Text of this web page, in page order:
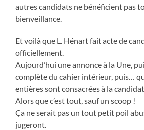
autres candidats ne bénéficient pas
bienveillance.
Et voilà que L. Hénart fait acte de
officiellement.
Aujourd’hui une annonce à la Une,
complète du cahier intérieur, puis…
entières sont consacrées à la
Alors que c’est tout, sauf un scoop !
Ça ne serait pas un tout petit poil
jugeront.